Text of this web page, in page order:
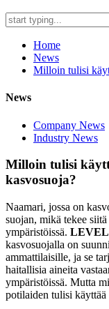
Home
News
Milloin tulisi
News
Company News
Industry News
Milloin tulisi
kasvosuoja?
Naamari, jossa on
suojan, mikä tekee
ympäristöissä. LEVEL
kasvosuojalla on
ammattilaisille, ja se
haitallisia aineita
ympäristöissä. Mutta
potilaiden tulisi käyttää